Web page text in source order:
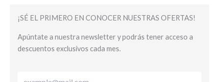
¡SÉ EL PRIMERO EN CONOCER NUESTRAS OFERTAS!
Apúntate a nuestra newsletter y podrás tener acceso a
descuentos exclusivos cada mes.